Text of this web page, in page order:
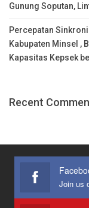
Gunung Soputan,
Percepatan
Kabupaten Minsel ,
Kapasitas Kepsek
Recent